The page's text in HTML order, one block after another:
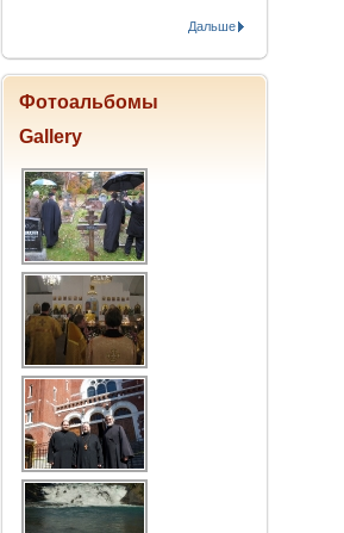
Дальше
Фотоальбомы
Gallery